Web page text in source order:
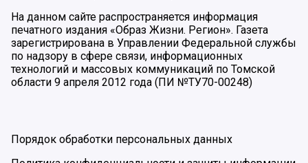
На данном сайте распространяется информация
печатного издания «Образ Жизни. Регион». Газета
зарегистрирована в Управлении Федеральной службы
по надзору в сфере связи, информационных
технологий и массовых коммуникаций по Томской
области 9 апреля 2012 года (ПИ №ТУ70-00248)
Порядок обработки персональных данных